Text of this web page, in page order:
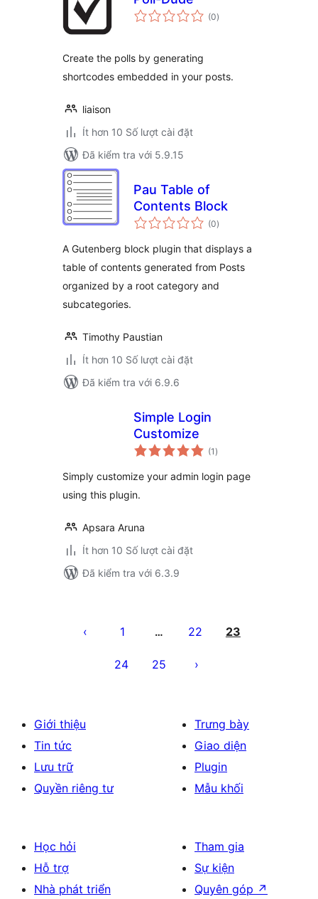
(0tổng
đánh
)
Create the polls by generating
shortcodes embedded in your posts.
liaison
Ít hơn 10 Số lượt cài đặt
Đã kiểm tra với 5.9.15
Pau Table of
Contents Block
(0tổng
đánh
)
A Gutenberg block plugin that displays a
table of contents generated from Posts
organized by a root category and
subcategories.
Timothy Paustian
Ít hơn 10 Số lượt cài đặt
Đã kiểm tra với 6.9.6
Simple Login
Customize
(1 tổng
đánh
)
Simply customize your admin login page
using this plugin.
Apsara Aruna
Ít hơn 10 Số lượt cài đặt
Đã kiểm tra với 6.3.9
trang
1 … 22 23
24 25
Giới thiệu
Tin tức
Lưu trữ
Quyền riêng tư
Trưng bày
Giao diện
Plugin
Mẫu khối
Học hỏi
Hỗ trợ
Nhà phát triển
Tham gia
Sự kiện
Quyên góp ↗